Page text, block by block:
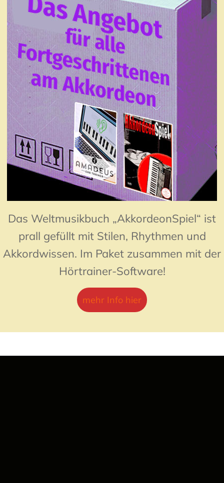
Das Weltmusikbuch „AkkordeonSpiel“ ist
prall gefüllt mit Stilen, Rhythmen und
Akkordwissen. Im Paket zusammen mit der
Hörtrainer-Software!
mehr Info hier